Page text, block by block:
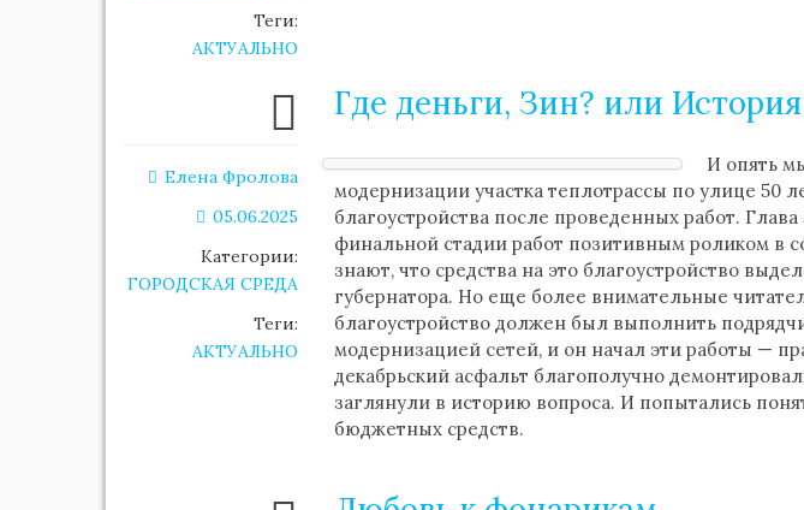
Теги:
АКТУАЛЬНО
Елена Фролова
05.06.2025
Категории:
ГОРОДСКАЯ СРЕДА
Теги:
АКТУАЛЬНО
Где деньги, Зин? или
И опять
модернизации участка теплотрассы по улице 50
благоустройства после проведенных работ.
финальной стадии работ позитивным роликом в
знают, что средства на это благоустройство
губернатора. Но еще более внимательные
благоустройство должен был выполнить
модернизацией сетей, и он начал эти работы —
декабрьский асфальт благополучно
заглянули в историю вопроса. И попытались
бюджетных средств.